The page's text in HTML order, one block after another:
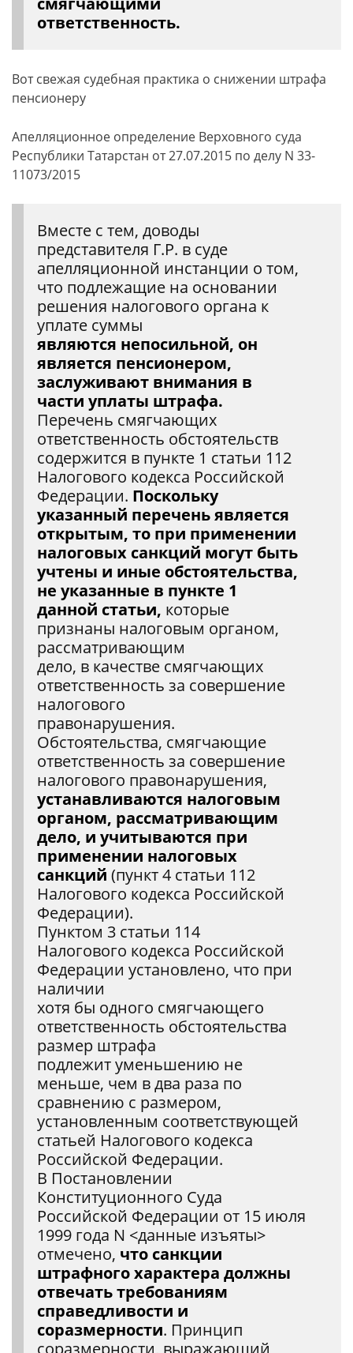
ответственность.
Вот свежая судебная практика о снижении штрафа
пенсионеру
Апелляционное определение Верховного суда
Республики Татарстан от 27.07.2015 по делу N 33-
11073/2015
Вместе с тем, доводы
представителя Г.Р. в суде
апелляционной инстанции о том,
что подлежащие на основании
решения налогового органа к
уплате суммы
являются непосильной, он
является пенсионером,
заслуживают внимания в
части уплаты штрафа.
Перечень смягчающих
ответственность обстоятельств
содержится в пункте 1 статьи 112
Налогового кодекса Российской
Федерации. Поскольку
указанный перечень является
открытым, то при применении
налоговых санкций могут быть
учтены и иные обстоятельства,
не указанные в пункте 1
данной статьи, которые
признаны налоговым органом,
рассматривающим
дело, в качестве смягчающих
ответственность за совершение
налогового
правонарушения.
Обстоятельства, смягчающие
ответственность за совершение
налогового правонарушения,
устанавливаются налоговым
органом, рассматривающим
дело, и учитываются при
применении налоговых
санкций (пункт 4 статьи 112
Налогового кодекса Российской
Федерации).
Пунктом 3 статьи 114
Налогового кодекса Российской
Федерации установлено, что при
наличии
хотя бы одного смягчающего
ответственность обстоятельства
размер штрафа
подлежит уменьшению не
меньше, чем в два раза по
сравнению с размером,
установленным соответствующей
статьей Налогового кодекса
Российской Федерации.
В Постановлении
Конституционного Суда
Российской Федерации от 15 июля
1999 года N <данные изъяты>
отмечено, что санкции
штрафного характера должны
отвечать требованиям
справедливости и
соразмерности. Принцип
соразмерности, выражающий